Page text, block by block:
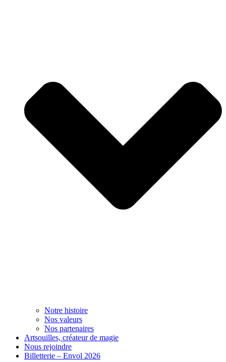
Notre histoire
Nos valeurs
Nos partenaires
Artsouilles, créateur de magie
Nous rejoindre
Billetterie – Envol 2026